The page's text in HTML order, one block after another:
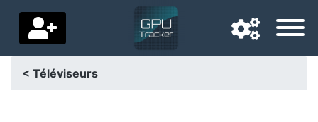
< Téléviseurs